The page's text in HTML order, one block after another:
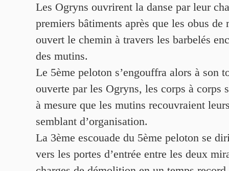
Les Ogryns ouvrirent la danse par leur
premiers bâtiments après que les obus de
ouvert le chemin à travers les barbelés
des mutins.
Le 5ème peloton s’engouffra alors à son
ouverte par les Ogryns, les corps à corps
à mesure que les mutins recouvraient
semblant d’organisation.
La 3ème escouade du 5ème peloton se
vers les portes d’entrée entre les deux